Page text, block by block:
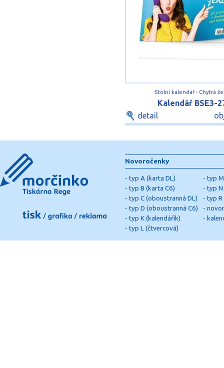
Stolní kalendář - Chytrá
Kalendář BSE3-
detail
Novoročenky
- typ A (karta DL)
- typ B (karta C6)
- typ C (oboustranná DL)
- typ D (oboustranná C6)
- typ K (kalendářík)
- typ L (čtvercová)
- typ
- typ N
- typ R
-
-